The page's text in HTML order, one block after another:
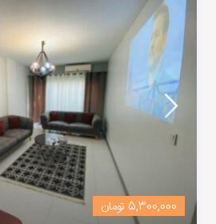
5,300,000 تومان